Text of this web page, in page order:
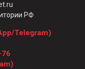
РФ
Telegram)